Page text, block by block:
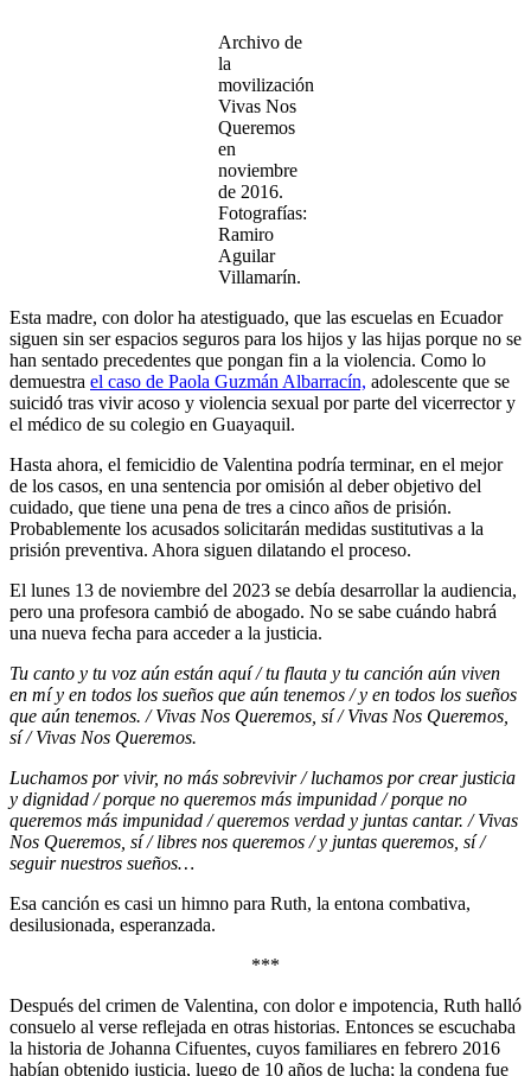
Archivo de
la
movilización
Vivas Nos
Queremos
en
noviembre
de 2016.
Fotografías:
Ramiro
Aguilar
Villamarín.
Esta madre, con dolor ha atestiguado, que las escuelas en Ecuador
siguen sin ser espacios seguros para los hijos y las hijas porque no se
han sentado precedentes que pongan fin a la violencia. Como lo
demuestra el caso de Paola Guzmán Albarracín, adolescente que se
suicidó tras vivir acoso y violencia sexual por parte del vicerrector y
el médico de su colegio en Guayaquil.
Hasta ahora, el femicidio de Valentina podría terminar, en el mejor
de los casos, en una sentencia por omisión al deber objetivo del
cuidado, que tiene una pena de tres a cinco años de prisión.
Probablemente los acusados solicitarán medidas sustitutivas a la
prisión preventiva. Ahora siguen dilatando el proceso.
El lunes 13 de noviembre del 2023 se debía desarrollar la audiencia,
pero una profesora cambió de abogado. No se sabe cuándo habrá
una nueva fecha para acceder a la justicia.
Tu canto y tu voz aún están aquí / tu flauta y tu canción aún viven
en mí y en todos los sueños que aún tenemos / y en todos los sueños
que aún tenemos. / Vivas Nos Queremos, sí / Vivas Nos Queremos,
sí / Vivas Nos Queremos.
Luchamos por vivir, no más sobrevivir / luchamos por crear justicia
y dignidad / porque no queremos más impunidad / porque no
queremos más impunidad / queremos verdad y juntas cantar. / Vivas
Nos Queremos, sí / libres nos queremos / y juntas queremos, sí /
seguir nuestros sueños…
Esa canción es casi un himno para Ruth, la entona combativa,
desilusionada, esperanzada.
***
Después del crimen de Valentina, con dolor e impotencia, Ruth halló
consuelo al verse reflejada en otras historias. Entonces se escuchaba
la historia de Johanna Cifuentes, cuyos familiares en febrero 2016
habían obtenido justicia, luego de 10 años de lucha; la condena fue